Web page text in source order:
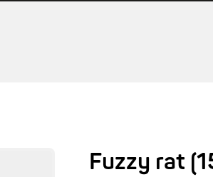
Fuzzy rat